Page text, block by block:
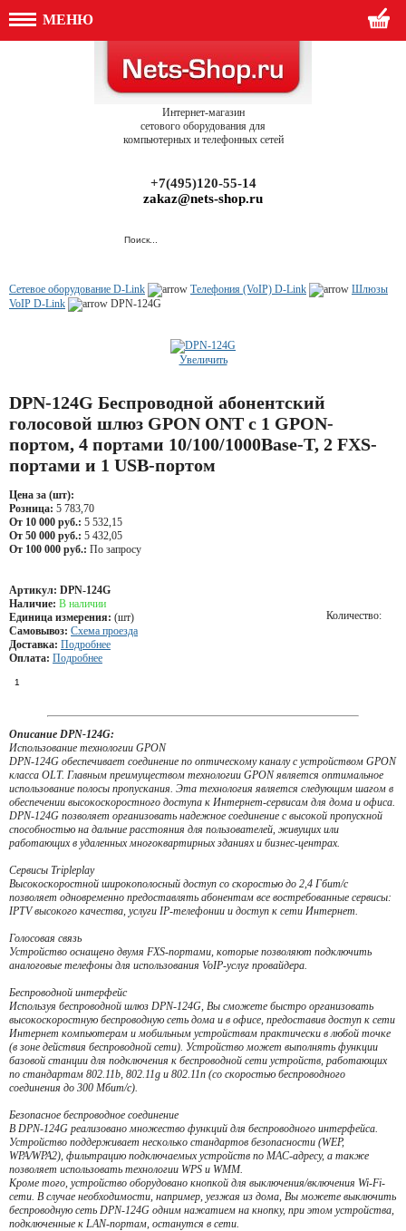
МЕНЮ
Интернет-магазин
сетового оборудования для
компьютерных и телефонных сетей
+7(495)120-55-14
zakaz@nets-shop.ru
Сетевое оборудование D-Link Телефония (VoIP) D-Link
Шлюзы
VoIP D-Link
DPN-124G
Увеличить
DPN-124G Беспроводной абонентский
голосовой шлюз GPON ONT с 1 GPON-
портом, 4 портами 10/100/1000Base-T, 2 FXS-
портами и 1 USB-портом
Цена за (шт):
Розница: 5 783,70
От 10 000 руб.: 5 532,15
От 50 000 руб.: 5 432,05
От 100 000 руб.: По запросу
Артикул: DPN-124G
Наличие: В наличии
Единица измерения: (шт)
Самовывоз: Схема проезда
Доставка: Подробнее
Оплата: Подробнее
Количество:
Описание DPN-124G:
Использование технологии GPON
DPN-124G обеспечивает соединение по оптическому каналу с устройством GPON
класса OLT. Главным преимуществом технологии GPON является оптимальное
использование полосы пропускания. Эта технология является следующим шагом в
обеспечении высокоскоростного доступа к Интернет-сервисам для дома и офиса.
DPN-124G позволяет организовать надежное соединение с высокой пропускной
способностью на дальние расстояния для пользователей, живущих или
работающих в удаленных многоквартирных зданиях и бизнес-центрах.
Сервисы Tripleplay
Высокоскоростной широкополосный доступ со скоростью до 2,4 Гбит/с
позволяет одновременно предоставлять абонентам все востребованные сервисы:
IPTV высокого качества, услуги IP-телефонии и доступ к сети Интернет.
Голосовая связь
Устройство оснащено двумя FXS-портами, которые позволяют подключить
аналоговые телефоны для использования VoIP-услуг провайдера.
Беспроводной интерфейс
Используя беспроводной шлюз DPN-124G, Вы сможете быстро организовать
высокоскоростную беспроводную сеть дома и в офисе, предоставив доступ к сети
Интернет компьютерам и мобильным устройствам практически в любой точке
(в зоне действия беспроводной сети). Устройство может выполнять функции
базовой станции для подключения к беспроводной сети устройств, работающих
по стандартам 802.11b, 802.11g и 802.11n (со скоростью беспроводного
соединения до 300 Мбит/с).
Безопасное беспроводное соединение
В DPN-124G реализовано множество функций для беспроводного интерфейса.
Устройство поддерживает несколько стандартов безопасности (WEP,
WPA/WPA2), фильтрацию подключаемых устройств по MAC-адресу, а также
позволяет использовать технологии WPS и WMM.
Кроме того, устройство оборудовано кнопкой для выключения/включения Wi-Fi-
сети. В случае необходимости, например, уезжая из дома, Вы можете выключить
беспроводную сеть DPN-124G одним нажатием на кнопку, при этом устройства,
подключенные к LAN-портам, останутся в сети.